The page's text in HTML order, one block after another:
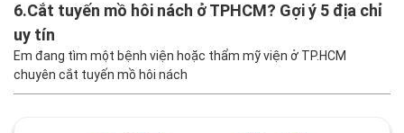
6.Cắt tuyến mồ hôi nách ở TPHCM? Gợi ý 5 địa chỉ
uy tín
Em đang tìm một bệnh viện hoặc thẩm mỹ viện ở TP.HCM
chuyên cắt tuyến mồ hôi nách